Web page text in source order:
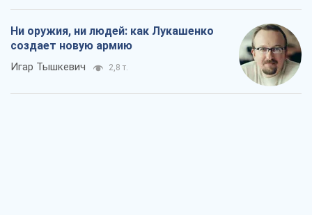
Ни оружия, ни людей: как Лукашенко
создает новую армию
Игар Тышкевич 2,8 т.